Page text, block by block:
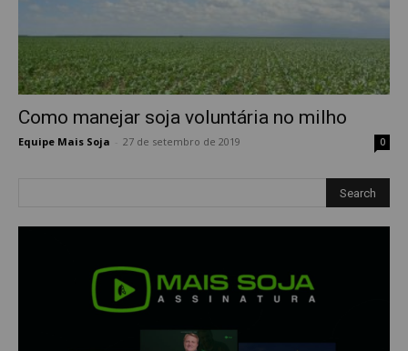
Como manejar soja voluntária no milho
Equipe Mais Soja 27 de setembro de 2019 0